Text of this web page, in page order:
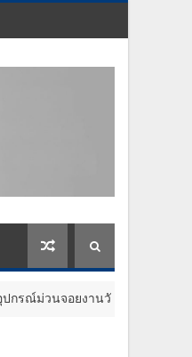
ยงานวัด.. ทำชีวิตสุดปั่นป่วน